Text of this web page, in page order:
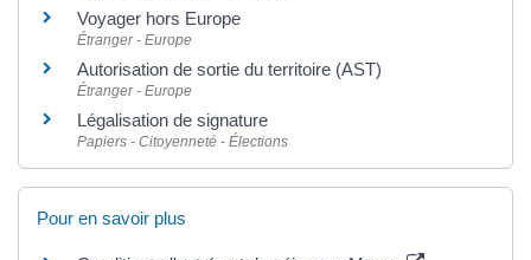
Voyager hors Europe
Étranger - Europe
Autorisation de sortie du territoire (AST)
Étranger - Europe
Légalisation de signature
Papiers - Citoyenneté - Élections
Pour en savoir plus